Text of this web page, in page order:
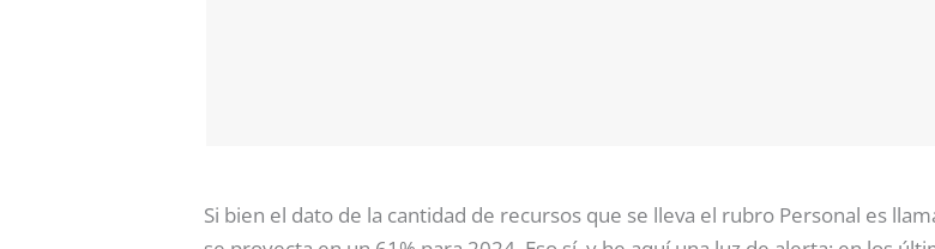
Si bien el dato de la cantidad de recursos que se lleva el rubro Personal es